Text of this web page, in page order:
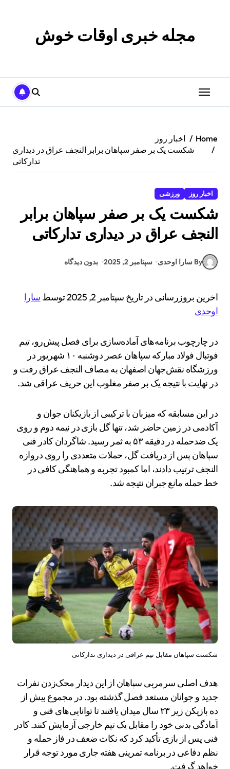
مجله خبری اوقات خوش
Home
اخبار روز
شکست یک بر صفر سپاهان برابر النجف عراق در دیداری
تدارکاتی
اخبار روز ورزشی
شکست یک بر صفر سپاهان برابر
النجف عراق در دیداری تدارکاتی
By سارا اوحدی سپتامبر 2, 2025 بدون دیدگاه
اخرین بروزرسانی در تاریخ سپتامبر 2, 2025 توسط
سارا
اوحدی
در چارچوب برنامه‌های آماده‌سازی برای فصل پیش‌رو، تیم
فوتبال فولاد مبارکه سپاهان عصر دوشنبه ۱۰ شهریور در
ورزشگاه نقش‌جهان اصفهان به مصاف النجف عراق رفت و
در نهایت با نتیجه یک بر صفر مغلوب این حریف عراقی شد.
در این مسابقه که میزبان با ترکیبی از بازیکنان جوان و
آکادمی در زمین حاضر شد، تنها گل بازی در نیمه دوم و روی
یک ضدحمله در دقیقه ۵۳ به ثمر رسید. شاگردان کادر فنی
سپاهان پس از دریافت گل، حملات متعددی را روی دروازه
النجف ترتیب دادند، اما کمبود تجربه و هماهنگی کافی در
خط حمله مانع جبران نتیجه شد.
شکست سپاهان مقابل تیم عراقی در دیداری تدارکاتی
هدف اصلی سرمربی سپاهان از این دیدار محک‌زدن نفرات
جدید و جوانان مستعد فصل گذشته بود. در مجموع بیش از
ده بازیکن زیر ۲۳ سال میدان یافتند تا توانایی‌های فنی و
آمادگی بدنی خود را مقابل یک تیم خارجی آزمایش کنند. کادر
فنی پس از بازی تأکید کرد که نکات ضعف در فاز حمله و
نظم دفاعی در برنامه تمرینی هفته جاری مورد توجه قرار
خواهد گرفت.